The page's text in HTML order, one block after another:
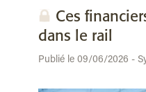
Ces
dans le rail
Publié le 09/06/2026 -